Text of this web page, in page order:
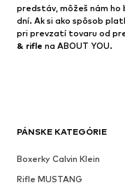
PÁNSKE KATEGÓRIE
Boxerky Calvin Klein
Rifle MUSTANG
predstáv, môžeš nám
dní. Ak si ako spôsob
pri prevzatí tovaru od
& rifle na ABOUT YOU.